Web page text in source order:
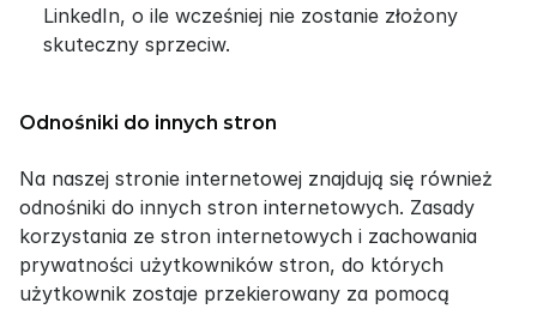
LinkedIn, o ile wcześniej nie zostanie złożony
skuteczny sprzeciw.
Odnośniki do innych stron
Na naszej stronie internetowej znajdują się również
odnośniki do innych stron internetowych. Zasady
korzystania ze stron internetowych i zachowania
prywatności użytkowników stron, do których
użytkownik zostaje przekierowany za pomocą